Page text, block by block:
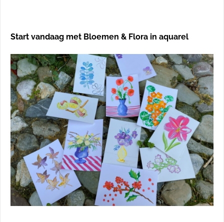
Start vandaag met Bloemen & Flora in aquarel